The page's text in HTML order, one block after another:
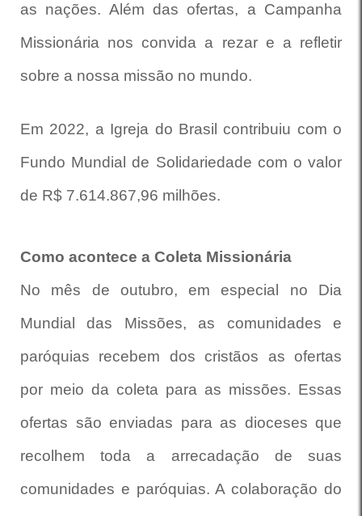
as nações. Além das ofertas, a Campanha
Missionária nos convida a rezar e a refletir
sobre a nossa missão no mundo.
Em 2022, a Igreja do Brasil contribuiu com o
Fundo Mundial de Solidariedade com o valor
de R$ 7.614.867,96 milhões.
Como acontece a Coleta Missionária
No mês de outubro, em especial no Dia
Mundial das Missões, as comunidades e
paróquias recebem dos cristãos as ofertas
por meio da coleta para as missões. Essas
ofertas são enviadas para as dioceses que
recolhem toda a arrecadação de suas
comunidades e paróquias. A colaboração do